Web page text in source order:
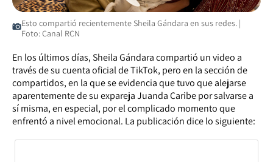
Esto compartió recientemente Sheila Gándara en sus redes. |
Foto: Canal RCN
En los últimos días, Sheila Gándara compartió un video a
través de su cuenta oficial de TikTok, pero en la sección de
compartidos, en la que se evidencia que tuvo que alejarse
aparentemente de su expareja Juanda Caribe por salvarse a
sí misma, en especial, por el complicado momento que
enfrentó a nivel emocional. La publicación dice lo siguiente: